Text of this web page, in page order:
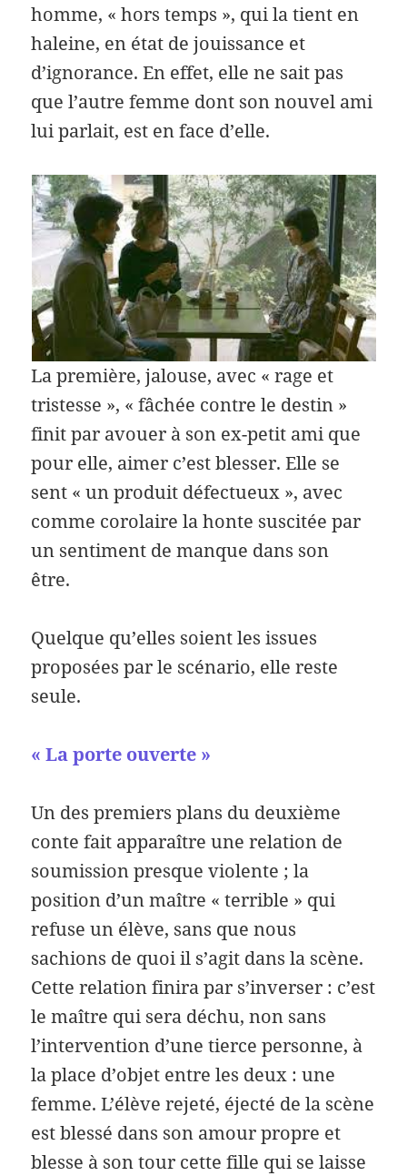
homme, « hors temps », qui la tient en
haleine, en état de jouissance et
d’ignorance. En effet, elle ne sait pas
que l’autre femme dont son nouvel ami
lui parlait, est en face d’elle.
La première, jalouse, avec « rage et
tristesse », « fâchée contre le destin »
finit par avouer à son ex-petit ami que
pour elle, aimer c’est blesser. Elle se
sent « un produit défectueux », avec
comme corolaire la honte suscitée par
un sentiment de manque dans son
être.
Quelque qu’elles soient les issues
proposées par le scénario, elle reste
seule.
« La porte ouverte »
Un des premiers plans du deuxième
conte fait apparaître une relation de
soumission presque violente ; la
position d’un maître « terrible » qui
refuse un élève, sans que nous
sachions de quoi il s’agit dans la scène.
Cette relation finira par s’inverser : c’est
le maître qui sera déchu, non sans
l’intervention d’une tierce personne, à
la place d’objet entre les deux : une
femme. L’élève rejeté, éjecté de la scène
est blessé dans son amour propre et
blesse à son tour cette fille qui se laisse